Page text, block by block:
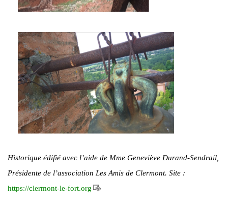
Historique édifié avec l’aide de Mme Geneviève Durand-Sendrail,
Présidente de l’association Les Amis de Clermont. Site :
https://clermont-le-fort.org